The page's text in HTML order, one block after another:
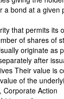
a bond at a given
that permits its
of shares of
originate as
after
Their value is
of the
Corporate Action